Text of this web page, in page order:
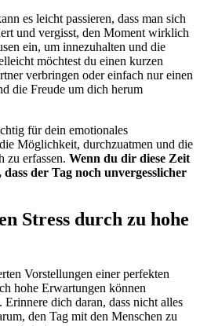
es leicht passieren, dass man sich
und vergisst, den Moment wirklich
ein, um innezuhalten und die
möchtest du einen kurzen
verbringen oder einfach nur einen
die Freude um dich herum
für dein emotionales
Möglichkeit, durchzuatmen und die
zu erfassen. Wenn du dir diese Zeit
der Tag noch unvergesslicher
Stress durch zu hohe
Vorstellungen einer perfekten
hohe Erwartungen können
Erinnere dich daran, dass nicht alles
den Tag mit den Menschen zu